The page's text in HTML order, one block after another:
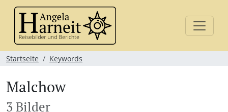
Startseite Keywords
Malchow
3 Bilder